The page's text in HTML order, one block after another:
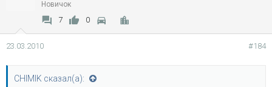
Новичок
7 0
23.03.2010 #184
CHIMIK сказал(а):